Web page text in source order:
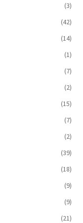
(3)
(42)
(14)
(1)
(7)
(2)
(15)
(7)
(2)
(39)
(18)
(9)
(9)
(21)